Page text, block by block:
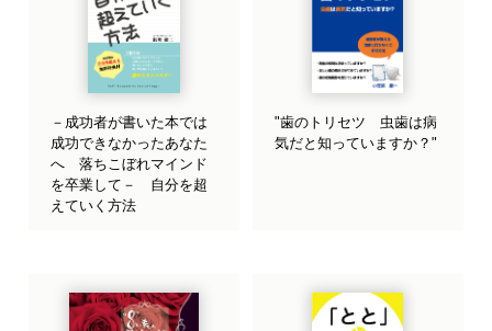
－成功者が書いた本では
成功できなかったあなた
へ 落ちこぼれマインド
を卒業して－ 自分を超
えていく方法
"歯のトリセツ 虫歯は病
気だと知っていますか？"